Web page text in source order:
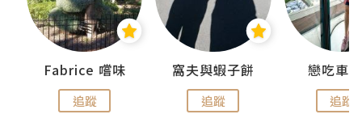
Fabrice 嚐味
追蹤
窩夫與蝦子餅
追蹤
戀吃車
追蹤